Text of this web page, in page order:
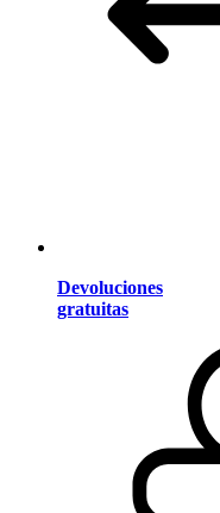
Devoluciones
gratuitas